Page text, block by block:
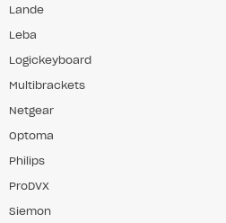
Lande
Leba
Logickeyboard
Multibrackets
Netgear
Optoma
Philips
ProDVX
Siemon